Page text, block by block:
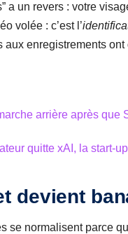
a un revers : votre
volée : c’est l’
aux enregistrements
arrière après
quitte xAI, la start-
devient
se normalisent parce